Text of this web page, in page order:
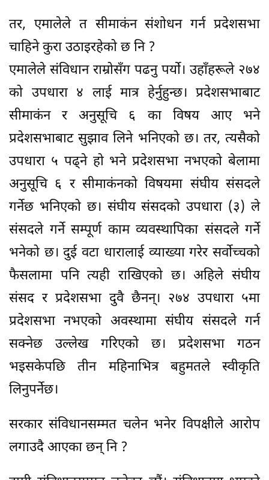
तर, एमालेले त सीमाकंन संशोधन गर्न प्रदेशसभा
चाहिने कुरा उठाइरहेको छ नि ?
एमालेले संविधान राम्रोसँग पढनु पर्यो। उहाँहरूले २७४
को उपधारा ४ लाई मात्र हेर्नुहुन्छ। प्रदेशसभाबाट
सीमाकंन र अनुसूचि ६ का विषय आए भने
प्रदेशसभाबाट सुझाव लिने भनिएको छ। तर, त्यसैको
उपधारा ५ पढ्ने हो भने प्रदेशसभा नभएको बेलामा
अनुसूचि ६ र सीमाकंनको विषयमा संघीय संसदले
गर्नेछ भनिएको छ। संघीय संसदको उपधारा (३) ले
संसदले गर्ने सम्पूर्ण काम व्यवस्थापिका संसदले गर्ने
भनेको छ। दुई वटा धारालाई व्याख्या गरेर सर्वोच्चको
फैसलामा पनि त्यही राखिएको छ। अहिले संघीय
संसद र प्रदेशसभा दुवै छैनन्। २७४ उपधारा ५मा
प्रदेशसभा नभएको अवस्थामा संघीय संसदले गर्न
सक्नेछ उल्लेख गरिएको छ। प्रदेशसभा गठन
भइसकेपछि तीन महिनाभित्र बहुमतले स्वीकृति
लिनुपर्नेछ।
सरकार संविधानसम्मत चलेन भनेर विपक्षीले आरोप
लगाउदै आएका छन् नि ?